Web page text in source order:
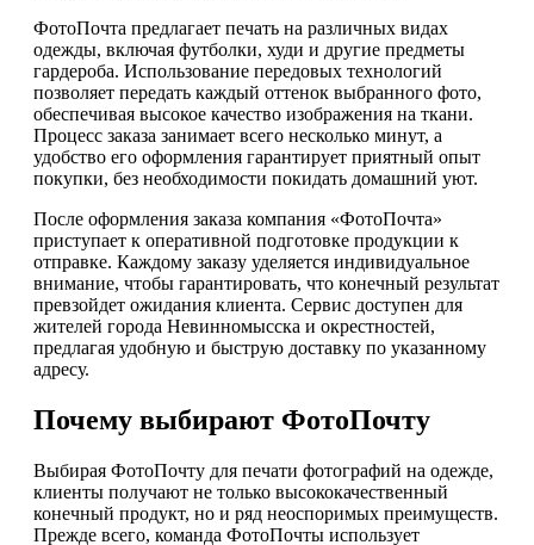
ФотоПочта предлагает печать на различных видах
одежды, включая футболки, худи и другие предметы
гардероба. Использование передовых технологий
позволяет передать каждый оттенок выбранного фото,
обеспечивая высокое качество изображения на ткани.
Процесс заказа занимает всего несколько минут, а
удобство его оформления гарантирует приятный опыт
покупки, без необходимости покидать домашний уют.
После оформления заказа компания «ФотоПочта»
приступает к оперативной подготовке продукции к
отправке. Каждому заказу уделяется индивидуальное
внимание, чтобы гарантировать, что конечный результат
превзойдет ожидания клиента. Сервис доступен для
жителей города Невинномысска и окрестностей,
предлагая удобную и быструю доставку по указанному
адресу.
Почему выбирают ФотоПочту
Выбирая ФотоПочту для печати фотографий на одежде,
клиенты получают не только высококачественный
конечный продукт, но и ряд неоспоримых преимуществ.
Прежде всего, команда ФотоПочты использует